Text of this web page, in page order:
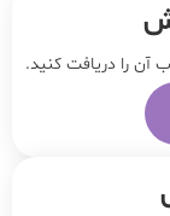
آن را دریافت کنید.